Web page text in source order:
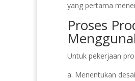
yang pertama
Proses
Untuk pekerjaan
a. Menentukan